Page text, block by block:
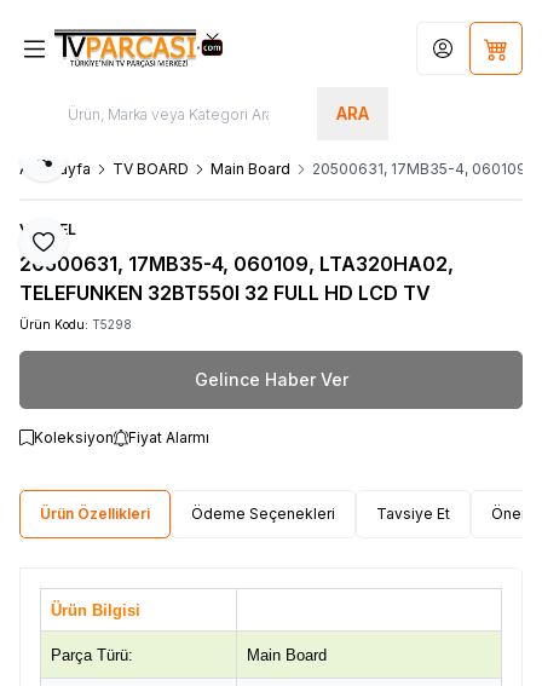
ARA
Hesabım
Ana Sayfa TV BOARD Main Board 20500631, 17MB35-4, 060109,
Favoriye Ekle
Paylaş
VESTEL
20500631, 17MB35-4, 060109, LTA320HA02,
TELEFUNKEN 32BT550I 32 FULL HD LCD TV
Ürün Kodu: T5298
Gelince Haber Ver
Koleksiyon Fiyat Alarmı
Ürün Özellikleri Ödeme Seçenekleri Tavsiye Et Öneri
Ürün Bilgisi
Parça Türü: Main Board